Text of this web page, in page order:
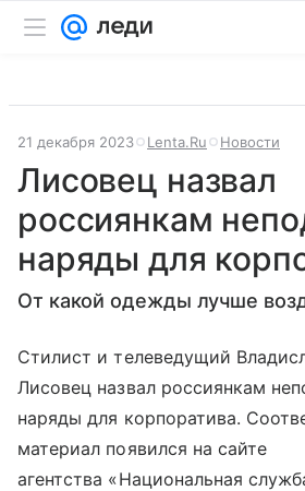
21 декабря 2023 Lenta.Ru Новости
Лисовец назвал
россиянкам
наряды для
От какой одежды лучше
Стилист и телеведущий
Лисовец назвал россиянкам
наряды для корпоратива.
материал появился на сайте
агентства «Национальная